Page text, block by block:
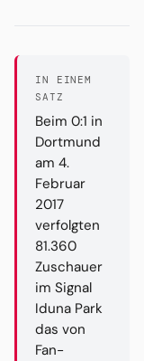
IN EINEM
SATZ
Beim 0:1 in
Dortmund
am 4.
Februar
2017
verfolgten
81.360
Zuschauer
im Signal
Iduna Park
das von
Fan-